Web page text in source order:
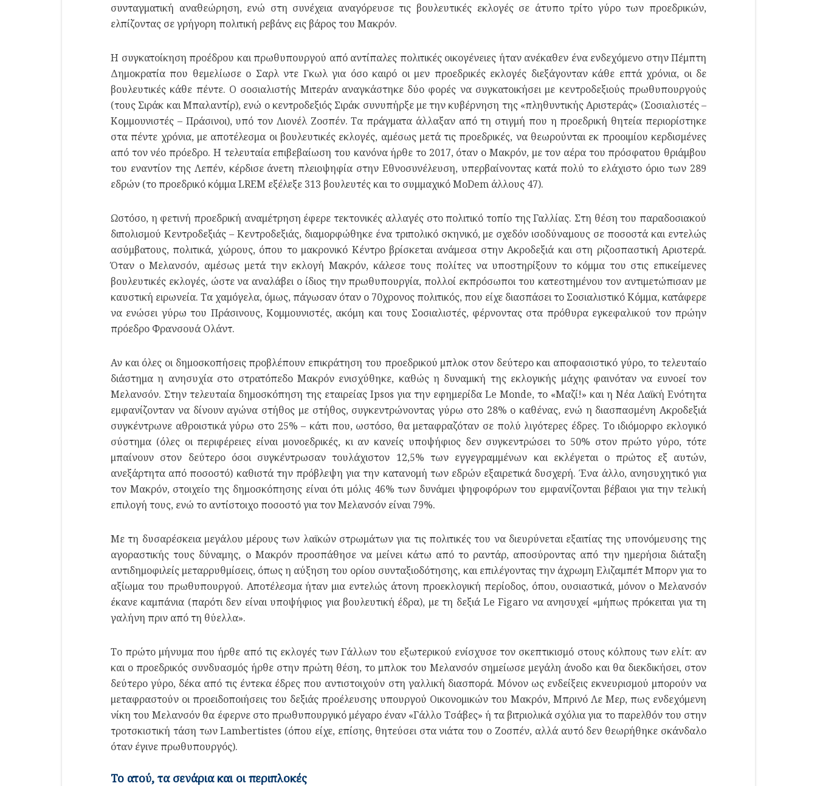
συνταγματική αναθεώρηση, ενώ στη συνέχεια αναγόρευσε τις βουλευτικές εκλογές σε άτυπο τρίτο γύρο των προεδρικών,
ελπίζοντας σε γρήγορη πολιτική ρεβάνς εις βάρος του Μακρόν.
Η συγκατοίκηση προέδρου και πρωθυπουργού από αντίπαλες πολιτικές οικογένειες ήταν ανέκαθεν ένα ενδεχόμενο στην Πέμπτη
Δημοκρατία που θεμελίωσε ο Σαρλ ντε Γκωλ για όσο καιρό οι μεν προεδρικές εκλογές διεξάγονταν κάθε επτά χρόνια, οι δε
βουλευτικές κάθε πέντε. Ο σοσιαλιστής Μιτεράν αναγκάστηκε δύο φορές να συγκατοικήσει με κεντροδεξιούς πρωθυπουργούς
(τους Σιράκ και Μπαλαντίρ), ενώ ο κεντροδεξιός Σιράκ συνυπήρξε με την κυβέρνηση της «πληθυντικής Αριστεράς» (Σοσιαλιστές –
Κομμουνιστές – Πράσινοι), υπό τον Λιονέλ Ζοσπέν. Tα πράγματα άλλαξαν από τη στιγμή που η προεδρική θητεία περιορίστηκε
στα πέντε χρόνια, με αποτέλεσμα οι βουλευτικές εκλογές, αμέσως μετά τις προεδρικές, να θεωρούνται εκ προοιμίου κερδισμένες
από τον νέο πρόεδρο. Η τελευταία επιβεβαίωση του κανόνα ήρθε το 2017, όταν ο Μακρόν, με τον αέρα του πρόσφατου θριάμβου
του εναντίον της Λεπέν, κέρδισε άνετη πλειοψηφία στην Εθνοσυνέλευση, υπερβαίνοντας κατά πολύ το ελάχιστο όριο των 289
εδρών (το προεδρικό κόμμα LREM εξέλεξε 313 βουλευτές και το συμμαχικό MoDem άλλους 47).
Ωστόσο, η φετινή προεδρική αναμέτρηση έφερε τεκτονικές αλλαγές στο πολιτικό τοπίο της Γαλλίας. Στη θέση του παραδοσιακού
διπολισμού Κεντροδεξιάς – Κεντροδεξιάς, διαμορφώθηκε ένα τριπολικό σκηνικό, με σχεδόν ισοδύναμους σε ποσοστά και εντελώς
ασύμβατους, πολιτικά, χώρους, όπου το μακρονικό Κέντρο βρίσκεται ανάμεσα στην Ακροδεξιά και στη ριζοσπαστική Αριστερά.
Όταν ο Μελανσόν, αμέσως μετά την εκλογή Μακρόν, κάλεσε τους πολίτες να υποστηρίξουν το κόμμα του στις επικείμενες
βουλευτικές εκλογές, ώστε να αναλάβει ο ίδιος την πρωθυπουργία, πολλοί εκπρόσωποι του κατεστημένου τον αντιμετώπισαν με
καυστική ειρωνεία. Τα χαμόγελα, όμως, πάγωσαν όταν ο 70χρονος πολιτικός, που είχε διασπάσει το Σοσιαλιστικό Κόμμα, κατάφερε
να ενώσει γύρω του Πράσινους, Κομμουνιστές, ακόμη και τους Σοσιαλιστές, φέρνοντας στα πρόθυρα εγκεφαλικού τον πρώην
πρόεδρο Φρανσουά Ολάντ.
Αν και όλες οι δημοσκοπήσεις προβλέπουν επικράτηση του προεδρικού μπλοκ στον δεύτερο και αποφασιστικό γύρο, το τελευταίο
διάστημα η ανησυχία στο στρατόπεδο Μακρόν ενισχύθηκε, καθώς η δυναμική της εκλογικής μάχης φαινόταν να ευνοεί τον
Μελανσόν. Στην τελευταία δημοσκόπηση της εταιρείας Ipsos για την εφημερίδα Le Monde, το «Μαζί!» και η Νέα Λαϊκή Ενότητα
εμφανίζονταν να δίνουν αγώνα στήθος με στήθος, συγκεντρώνοντας γύρω στο 28% ο καθένας, ενώ η διασπασμένη Ακροδεξιά
συγκέντρωνε αθροιστικά γύρω στο 25% – κάτι που, ωστόσο, θα μεταφραζόταν σε πολύ λιγότερες έδρες. Το ιδιόμορφο εκλογικό
σύστημα (όλες οι περιφέρειες είναι μονοεδρικές, κι αν κανείς υποψήφιος δεν συγκεντρώσει το 50% στον πρώτο γύρο, τότε
μπαίνουν στον δεύτερο όσοι συγκέντρωσαν τουλάχιστον 12,5% των εγγεγραμμένων και εκλέγεται ο πρώτος εξ αυτών,
ανεξάρτητα από ποσοστό) καθιστά την πρόβλεψη για την κατανομή των εδρών εξαιρετικά δυσχερή. Ένα άλλο, ανησυχητικό για
τον Μακρόν, στοιχείο της δημοσκόπησης είναι ότι μόλις 46% των δυνάμει ψηφοφόρων του εμφανίζονται βέβαιοι για την τελική
επιλογή τους, ενώ το αντίστοιχο ποσοστό για τον Μελανσόν είναι 79%.
Με τη δυσαρέσκεια μεγάλου μέρους των λαϊκών στρωμάτων για τις πολιτικές του να διευρύνεται εξαιτίας της υπονόμευσης της
αγοραστικής τους δύναμης, ο Μακρόν προσπάθησε να μείνει κάτω από το ραντάρ, αποσύροντας από την ημερήσια διάταξη
αντιδημοφιλείς μεταρρυθμίσεις, όπως η αύξηση του ορίου συνταξιοδότησης, και επιλέγοντας την άχρωμη Ελιζαμπέτ Μπορν για το
αξίωμα του πρωθυπουργού. Αποτέλεσμα ήταν μια εντελώς άτονη προεκλογική περίοδος, όπου, ουσιαστικά, μόνον ο Μελανσόν
έκανε καμπάνια (παρότι δεν είναι υποψήφιος για βουλευτική έδρα), με τη δεξιά Le Figaro να ανησυχεί «μήπως πρόκειται για τη
γαλήνη πριν από τη θύελλα».
Το πρώτο μήνυμα που ήρθε από τις εκλογές των Γάλλων του εξωτερικού ενίσχυσε τον σκεπτικισμό στους κόλπους των ελίτ: αν
και ο προεδρικός συνδυασμός ήρθε στην πρώτη θέση, το μπλοκ του Μελανσόν σημείωσε μεγάλη άνοδο και θα διεκδικήσει, στον
δεύτερο γύρο, δέκα από τις έντεκα έδρες που αντιστοιχούν στη γαλλική διασπορά. Μόνον ως ενδείξεις εκνευρισμού μπορούν να
μεταφραστούν οι προειδοποιήσεις του δεξιάς προέλευσης υπουργού Οικονομικών του Μακρόν, Μπρινό Λε Μερ, πως ενδεχόμενη
νίκη του Μελανσόν θα έφερνε στο πρωθυπουργικό μέγαρο έναν «Γάλλο Τσάβες» ή τα βιτριολικά σχόλια για το παρελθόν του στην
τροτσκιστική τάση των Lambertistes (όπου είχε, επίσης, θητεύσει στα νιάτα του ο Ζοσπέν, αλλά αυτό δεν θεωρήθηκε σκάνδαλο
όταν έγινε πρωθυπουργός).
Το ατού, τα σενάρια και οι περιπλοκές